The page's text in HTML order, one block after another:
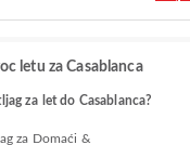
letu za Casablanca
za let do Casablanca?